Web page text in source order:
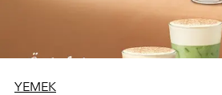
YEMEK